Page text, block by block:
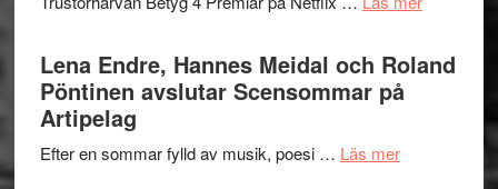
–
Delvis
bortom
terräng
–
Lena Endre, Hannes Meidal och Roland
Pöntinen avslutar Scensommar på
Artipelag
Efter en sommar fylld av musik, poesi … Läs merom